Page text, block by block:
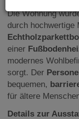
Die Wohnung
durch hochwertige
einer
modernes
sorgt. Der
bequemen,
für ältere
Details zur